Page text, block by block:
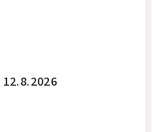
12.8.2026